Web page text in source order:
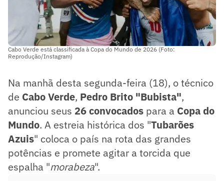
Cabo Verde está classificada à Copa do Mundo de 2026 (Foto:
Reprodução/Instagram)
Na manhã desta segunda-feira (18), o técnico
de Cabo Verde, Pedro Brito "Bubista",
anunciou seus 26 convocados para a Copa do
Mundo. A estreia histórica dos "Tubarões
Azuis" coloca o país na rota das grandes
potências e promete agitar a torcida que
espalha "morabeza".